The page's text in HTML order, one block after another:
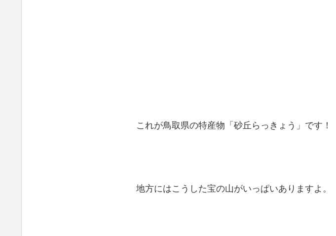
これが鳥取県の特産物「砂丘らっきょう」です！
地方にはこうした宝の山がいっぱいありますよ。